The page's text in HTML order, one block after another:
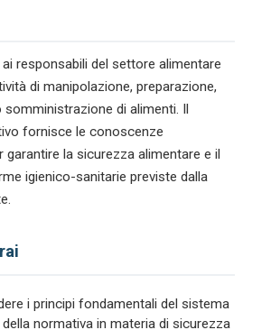
responsabili del settore alimentare
di manipolazione, preparazione,
di alimenti. Il
fornisce le conoscenze
garantire la sicurezza alimentare e il
igienico-sanitarie previste dalla
i principi fondamentali del sistema
della normativa in materia di sicurezza